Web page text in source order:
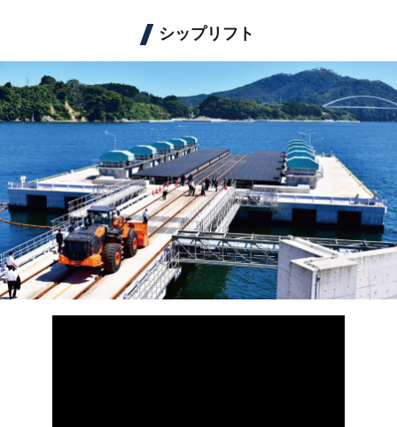
シップリフト